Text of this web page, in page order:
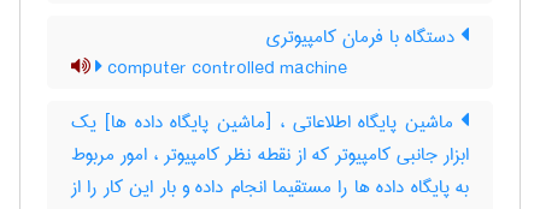
دستگاه با فرمان کامپیوتری
computer controlled machine
ماشین پایگاه اطلاعاتی ، [ماشین پایگاه داده ها] یک
ابزار جانبی کامپیوتر که از نقطه نظر کامپیوتر ، امور مربوط
به پایگاه داده ها را مستقیما انجام داده و بار این کار را از